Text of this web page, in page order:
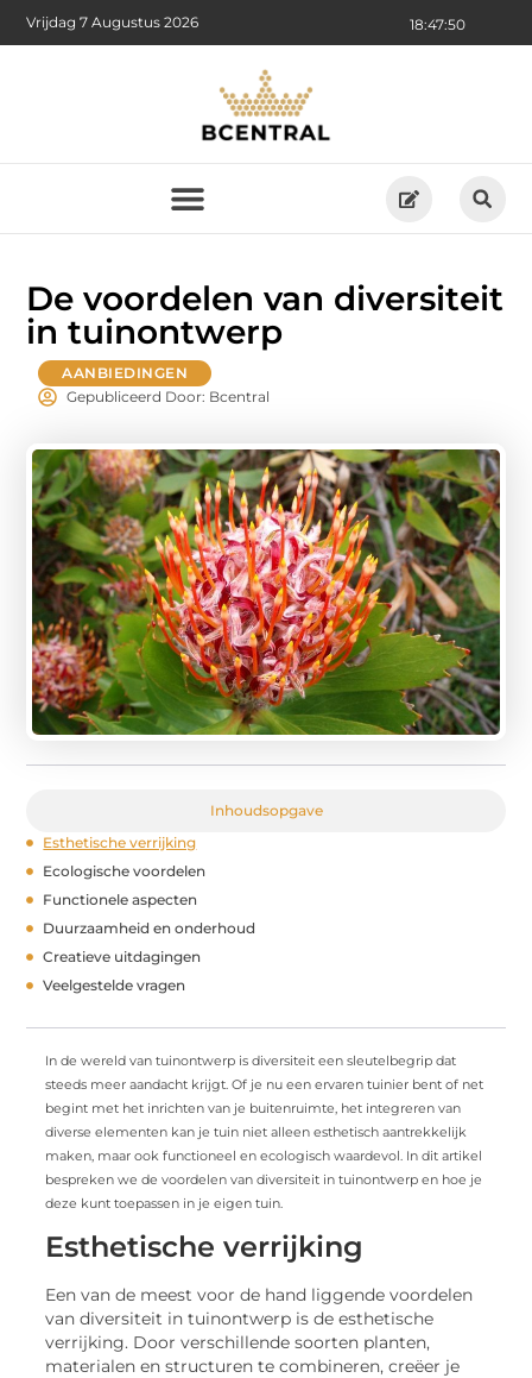
18:47:52
Vrijdag 7 Augustus 2026
De voordelen van diversiteit
in tuinontwerp
AANBIEDINGEN
Gepubliceerd Door: Bcentral
Inhoudsopgave
Esthetische verrijking
Ecologische voordelen
Functionele aspecten
Duurzaamheid en onderhoud
Creatieve uitdagingen
Veelgestelde vragen
In de wereld van tuinontwerp is diversiteit een sleutelbegrip dat
steeds meer aandacht krijgt. Of je nu een ervaren tuinier bent of net
begint met het inrichten van je buitenruimte, het integreren van
diverse elementen kan je tuin niet alleen esthetisch aantrekkelijk
maken, maar ook functioneel en ecologisch waardevol. In dit artikel
bespreken we de voordelen van diversiteit in tuinontwerp en hoe je
deze kunt toepassen in je eigen tuin.
Esthetische verrijking
Een van de meest voor de hand liggende voordelen
van diversiteit in tuinontwerp is de esthetische
verrijking. Door verschillende soorten planten,
materialen en structuren te combineren, creëer je